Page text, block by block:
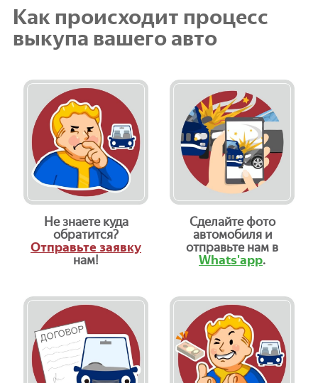
Как происходит процесс
выкупа вашего авто
Не знаете куда
обратится?
Отправьте заявку
нам!
Сделайте фото
автомобиля и
отправьте нам в
Whats'app.